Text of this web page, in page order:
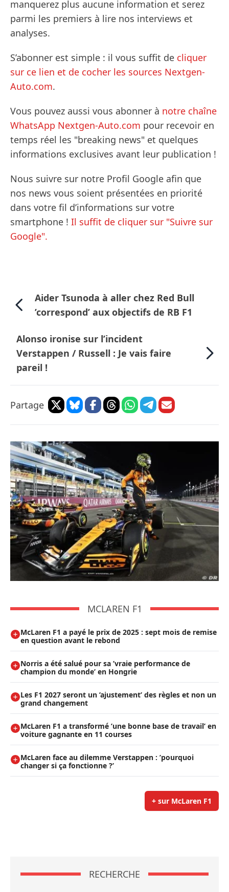
manquerez plus aucune information et serez
parmi les premiers à lire nos interviews et
analyses.
S’abonner est simple : il vous suffit de cliquer
sur ce lien et de cocher les sources Nextgen-
Auto.com.
Vous pouvez aussi vous abonner à notre chaîne
WhatsApp Nextgen-Auto.com pour recevoir en
temps réel les "breaking news" et quelques
informations exclusives avant leur publication !
Nous suivre sur notre Profil Google afin que
nos news vous soient présentées en priorité
dans votre fil d’informations sur votre
smartphone ! Il suffit de cliquer sur "Suivre sur
Google".
Aider Tsunoda à aller chez Red Bull
’correspond’ aux objectifs de RB F1
Alonso ironise sur l’incident
Verstappen / Russell : Je vais faire
pareil !
Partage
MCLAREN F1
McLaren F1 a payé le prix de 2025 : sept mois de remise
en question avant le rebond
Norris a été salué pour sa ’vraie performance de
champion du monde’ en Hongrie
Les F1 2027 seront un ’ajustement’ des règles et non un
grand changement
McLaren F1 a transformé ’une bonne base de travail’ en
voiture gagnante en 11 courses
McLaren face au dilemme Verstappen : ’pourquoi
changer si ça fonctionne ?’
+ sur McLaren F1
RECHERCHE